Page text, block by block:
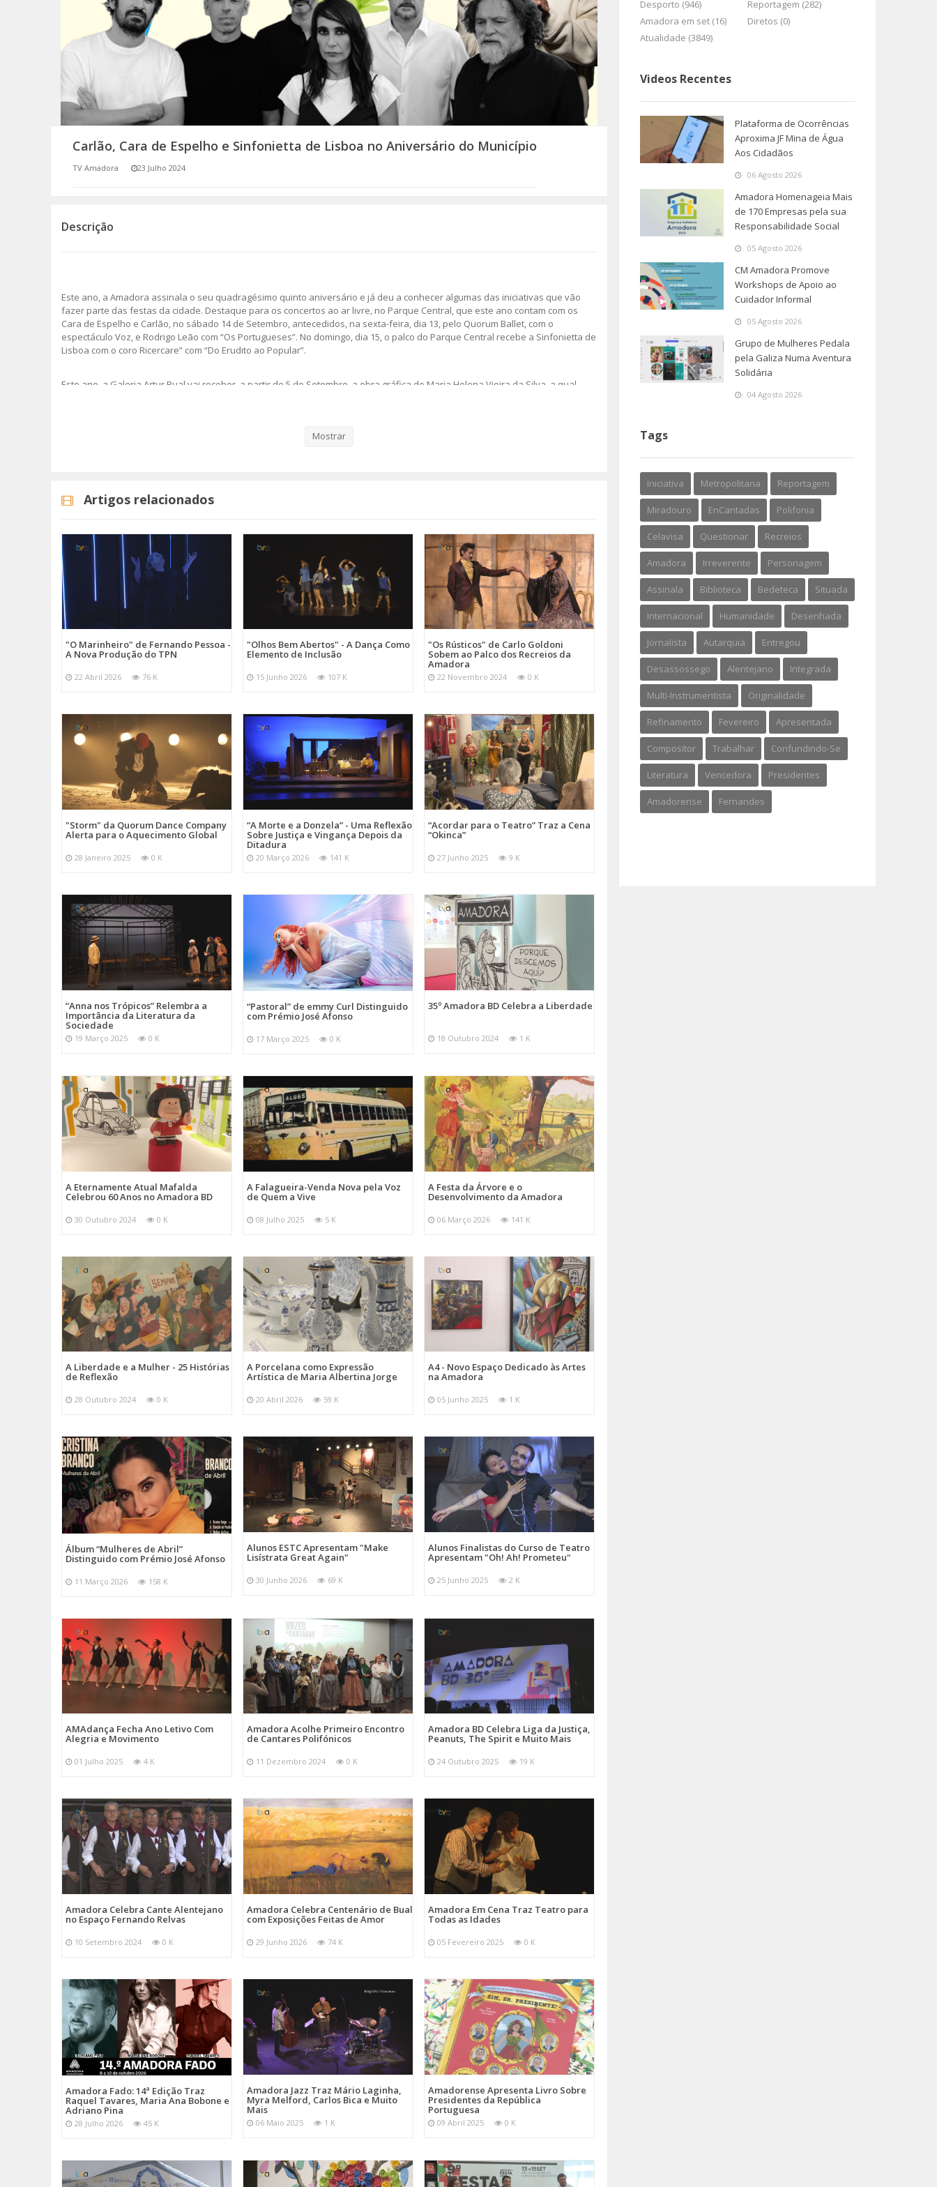
SOMOS TODOS EUROPEUS
ENCONTROS IMAGINÁRIOS
AMADORA LIGA À RESILIÊNCIA
VEMOS OUVIMOS E LEMOS
(RE) PENSAMENTOS
Carlão, Cara de Espelho e Sinfonietta de Lisboa no Aniversário do Município
TV Amadora 23 Julho 2024
Descrição
Este ano, a Amadora assinala o seu quadragésimo quinto aniversário e já deu a conhecer algumas das iniciativas que vão
fazer parte das festas da cidade. Destaque para os concertos ao ar livre, no Parque Central, que este ano contam com os
Cara de Espelho e Carlão, no sábado 14 de Setembro, antecedidos, na sexta-feira, dia 13, pelo Quorum Ballet, com o
espectáculo Voz, e Rodrigo Leão com “Os Portugueses”. No domingo, dia 15, o palco do Parque Central recebe a Sinfonietta de
Lisboa com o coro Ricercare” com “Do Erudito ao Popular”.
Este ano, a Galeria Artur Bual vai receber, a partir de 5 de Setembro, a obra gráfica de Maria Helena Vieira da Silva, a qual
Deste 45º aniversário da cidade vai também fazer parte o festival gastronómico “É um Encontro” e a continuação do projeto
habitual sessão solene, nos Paços do Concelho.
Categorias
Mostrar
Artigos relacionados
"O Marinheiro" de Fernando Pessoa -
A Nova Produção do TPN
22 Abril 2026 76 K
"Olhos Bem Abertos" - A Dança Como
Elemento de Inclusão
15 Junho 2026 107 K
"Os Rústicos" de Carlo Goldoni
Sobem ao Palco dos Recreios da
Amadora
22 Novembro 2024 0 K
"Storm" da Quorum Dance Company
Alerta para o Aquecimento Global
28 Janeiro 2025 0 K
“A Morte e a Donzela” - Uma Reflexão
Sobre Justiça e Vingança Depois da
Ditadura
20 Março 2026 141 K
“Acordar para o Teatro” Traz a Cena
“Okinca”
27 Junho 2025 9 K
“Anna nos Trópicos” Relembra a
Importância da Literatura da
Sociedade
19 Março 2025 0 K
“Pastoral” de emmy Curl Distinguido
com Prémio José Afonso
17 Março 2025 0 K
35º Amadora BD Celebra a Liberdade
18 Outubro 2024 1 K
A Eternamente Atual Mafalda
Celebrou 60 Anos no Amadora BD
30 Outubro 2024 0 K
A Falagueira-Venda Nova pela Voz
de Quem a Vive
08 Julho 2025 5 K
A Festa da Árvore e o
Desenvolvimento da Amadora
06 Março 2026 141 K
A Liberdade e a Mulher - 25 Histórias
de Reflexão
28 Outubro 2024 0 K
A Porcelana como Expressão
Artística de Maria Albertina Jorge
20 Abril 2026 59 K
A4 - Novo Espaço Dedicado às Artes
na Amadora
05 Junho 2025 1 K
Álbum “Mulheres de Abril”
Distinguido com Prémio José Afonso
11 Março 2026 158 K
Alunos ESTC Apresentam "Make
Lisístrata Great Again"
30 Junho 2026 69 K
Alunos Finalistas do Curso de Teatro
Apresentam "Oh! Ah! Prometeu"
25 Junho 2025 2 K
AMAdança Fecha Ano Letivo Com
Alegria e Movimento
01 Julho 2025 4 K
Amadora Acolhe Primeiro Encontro
de Cantares Polifónicos
11 Dezembro 2024 0 K
Amadora BD Celebra Liga da Justiça,
Peanuts, The Spirit e Muito Mais
24 Outubro 2025 19 K
Amadora Celebra Cante Alentejano
no Espaço Fernando Relvas
10 Setembro 2024 0 K
Amadora Celebra Centenário de Bual
com Exposições Feitas de Amor
29 Junho 2026 74 K
Amadora Em Cena Traz Teatro para
Todas as Idades
05 Fevereiro 2025 0 K
Amadora Fado: 14ª Edição Traz
Raquel Tavares, Maria Ana Bobone e
Adriano Pina
28 Julho 2026 45 K
Amadora Jazz Traz Mário Laginha,
Myra Melford, Carlos Bica e Muito
Mais
06 Maio 2025 1 K
Amadorense Apresenta Livro Sobre
Presidentes da República
Portuguesa
09 Abril 2025 0 K
Desporto (946)
Reportagem (282)
Amadora em set (16)
Diretos (0)
Atualidade (3849)
Videos Recentes
Plataforma de Ocorrências
Aproxima JF Mina de Água
Aos Cidadãos
06 Agosto 2026
Amadora Homenageia Mais
de 170 Empresas pela sua
Responsabilidade Social
05 Agosto 2026
CM Amadora Promove
Workshops de Apoio ao
Cuidador Informal
05 Agosto 2026
Grupo de Mulheres Pedala
pela Galiza Numa Aventura
Solidária
04 Agosto 2026
Tags
Iniciativa Metropolitana Reportagem
Miradouro EnCantadas Polifonia
Celavisa Questionar Recreios
Amadora Irreverente Personagem
Assinala Biblioteca Bedeteca Situada
Internacional Humanidade Desenhada
Jornalista Autarquia Entregou
Desassossego Alentejano Integrada
Multi-Instrumentista Originalidade
Refinamento Fevereiro Apresentada
Compositor Trabalhar Confundindo-Se
Literatura Vencedora Presidentes
Amadorense Fernandes